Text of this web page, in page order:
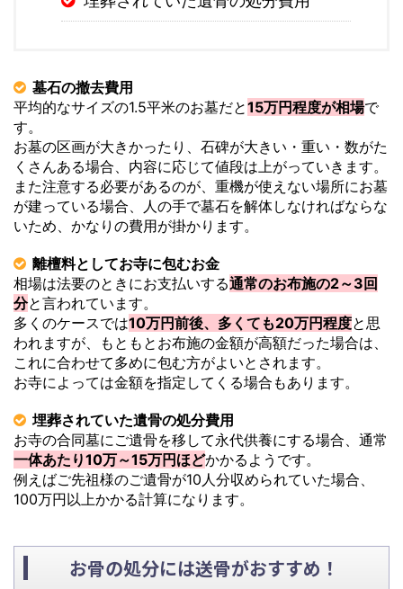
墓石の撤去費用
平均的なサイズの1.5平米のお墓だと15万円程度が相場で
す。
お墓の区画が大きかったり、石碑が大きい・重い・数がた
くさんある場合、内容に応じて値段は上がっていきます。
また注意する必要があるのが、重機が使えない場所にお墓
が建っている場合、人の手で墓石を解体しなければならな
いため、かなりの費用が掛かります。
離檀料としてお寺に包むお金
相場は法要のときにお支払いする通常のお布施の2～3回
分と言われています。
多くのケースでは10万円前後、多くても20万円程度と思
われますが、もともとお布施の金額が高額だった場合は、
これに合わせて多めに包む方がよいとされます。
お寺によっては金額を指定してくる場合もあります。
埋葬されていた遺骨の処分費用
お寺の合同墓にご遺骨を移して永代供養にする場合、通常
一体あたり10万～15万円ほどかかるようです。
例えばご先祖様のご遺骨が10人分収められていた場合、
100万円以上かかる計算になります。
お骨の処分には送骨がおすすめ！